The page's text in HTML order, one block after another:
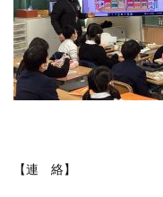
【連 絡】